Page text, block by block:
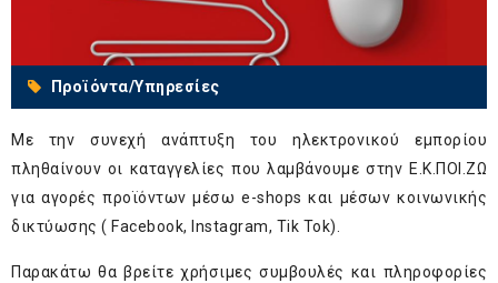
Προϊόντα/Υπηρεσίες
Με την συνεχή ανάπτυξη του ηλεκτρονικού εμπορίου
πληθαίνουν οι καταγγελίες που λαμβάνουμε στην Ε.Κ.ΠΟΙ.ΖΩ
για αγορές προϊόντων μέσω e-shops και μέσων κοινωνικής
δικτύωσης ( Facebook, Instagram, Tik Tok).
Παρακάτω θα βρείτε χρήσιμες συμβουλές και πληροφορίες